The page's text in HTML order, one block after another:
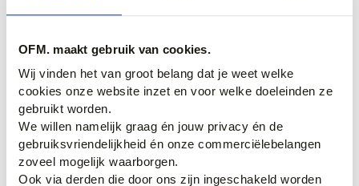
OFM. maakt gebruik van cookies.
Wij vinden het van groot belang dat je weet welke
cookies onze website inzet en voor welke doeleinden ze
gebruikt worden.
We willen namelijk graag én jouw privacy én de
gebruiksvriendelijkheid én onze commerciëlebelangen
zoveel mogelijk waarborgen.
Ook via derden die door ons zijn ingeschakeld worden
Mannen kleding outlet
veelzijdige collecties die OFM. aanbiedt. Is jouw garderobe
nog niet compleet, maar wil je niet de hoofdprijs betalen?
Neem dan eens een kijkje in onzeherenkleding outlet om
de inhoud van je kledingkast voordelig een update te
geven.
Bestel jouw herenkleding online of in onze
fysieke winkels